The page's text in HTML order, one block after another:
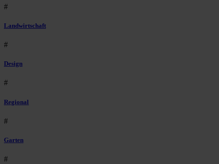
#
Landwirtschaft
#
Design
#
Regional
#
Garten
#